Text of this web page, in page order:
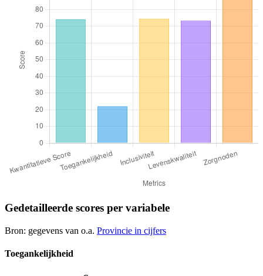
Gedetailleerde scores per variabele
Bron: gegevens van o.a. Provincie in cijfers
Toegankelijkheid